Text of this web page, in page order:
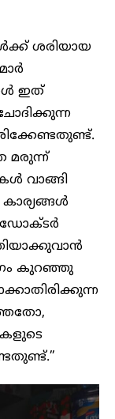
ശരിയായ
ഇത്
മരുന്ന്
വാങ്ങി
ഡോക്ടർ
കുറഞ്ഞു